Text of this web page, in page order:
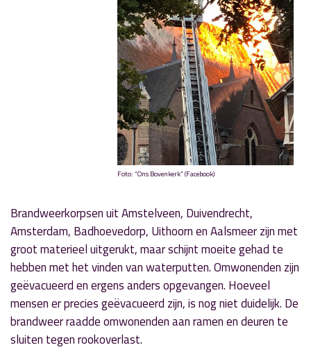
Foto: “Ons Bovenkerk” (Facebook)
Brandweerkorpsen uit Amstelveen, Duivendrecht,
Amsterdam, Badhoevedorp, Uithoorn en Aalsmeer zijn met
groot materieel uitgerukt, maar schijnt moeite gehad te
hebben met het vinden van waterputten. Omwonenden zijn
geëvacueerd en ergens anders opgevangen. Hoeveel
mensen er precies geëvacueerd zijn, is nog niet duidelijk. De
brandweer raadde omwonenden aan ramen en deuren te
sluiten tegen rookoverlast.